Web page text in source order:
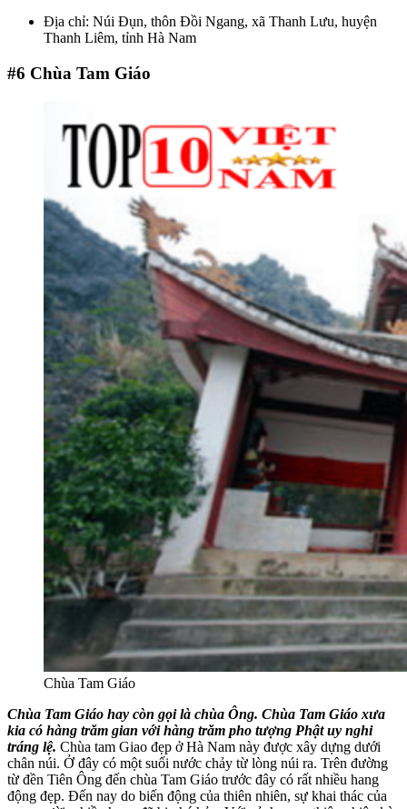
Địa chỉ: Núi Đụn, thôn Đồi Ngang, xã Thanh Lưu, huyện
Thanh Liêm, tỉnh Hà Nam
#6 Chùa Tam Giáo
Chùa Tam Giáo
Chùa Tam Giáo hay còn gọi là chùa Ông. Chùa Tam Giáo xưa
kia có hàng trăm gian với hàng trăm pho tượng Phật uy nghi
tráng lệ. Chùa tam Giao đẹp ở Hà Nam này được xây dựng dưới
chân núi. Ở đây có một suối nước chảy từ lòng núi ra. Trên đường
từ đền Tiên Ông đến chùa Tam Giáo trước đây có rất nhiều hang
động đẹp. Đến nay do biến động của thiên nhiên, sự khai thác của